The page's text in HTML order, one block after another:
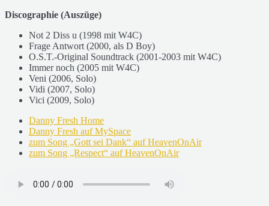
Discographie (Auszüge)
Not 2 Diss u (1998 mit W4C)
Frage Antwort (2000, als D Boy)
O.S.T.-Original Soundtrack (2001-2003 mit W4C)
Immer noch (2005 mit W4C)
Veni (2006, Solo)
Vidi (2007, Solo)
Vici (2009, Solo)
Danny Fresh Home
Danny Fresh auf MySpace
zum Song „Gott sei Dank“ auf HeavenOnAir
zum Song „Respect“ auf HeavenOnAir